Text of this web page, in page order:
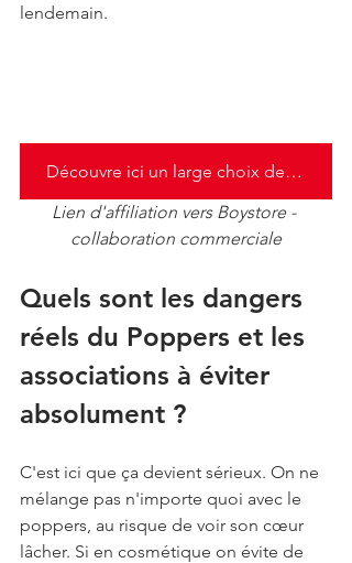
lendemain.
Découvre ici un large choix de Poppers et stimulant
Lien d'affiliation vers Boystore -
collaboration commerciale
Quels sont les dangers
réels du Poppers et les
associations à éviter
absolument ?
C'est ici que ça devient sérieux. On ne
mélange pas n'importe quoi avec le
poppers, au risque de voir son cœur
lâcher. Si en cosmétique on évite de